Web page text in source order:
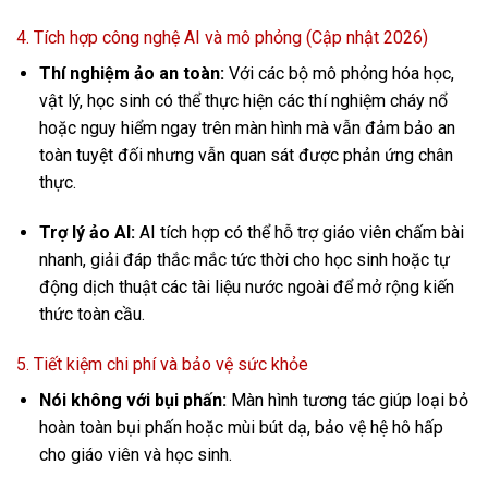
4. Tích hợp công nghệ AI và mô phỏng (Cập nhật 2026)
Thí nghiệm ảo an toàn:Với các bộ mô phỏng hóa học,
vật lý, học sinh có thể thực hiện các thí nghiệm cháy nổ
hoặc nguy hiểm ngay trên màn hình mà vẫn đảm bảo an
toàn tuyệt đối nhưng vẫn quan sát được phản ứng chân
thực.
Trợ lý ảo AI:AI tích hợp có thể hỗ trợ giáo viên chấm bài
nhanh, giải đáp thắc mắc tức thời cho học sinh hoặc tự
động dịch thuật các tài liệu nước ngoài để mở rộng kiến
thức toàn cầu.
5. Tiết kiệm chi phí và bảo vệ sức khỏe
Nói không với bụi phấn:Màn hình tương tác giúp loại bỏ
hoàn toàn bụi phấn hoặc mùi bút dạ, bảo vệ hệ hô hấp
cho giáo viên và học sinh.